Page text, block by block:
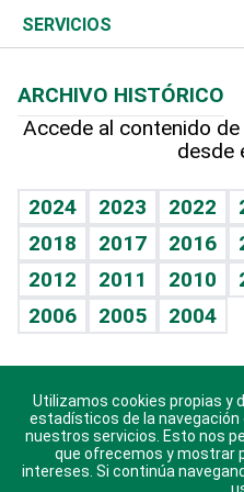
Resto del mundo
Economía personal
Podcast Arte Libre
Hablando con el pediatra
Vida y familia
Eñe
Celebrando la vida
Sin complejos
En pocas palabras
Escuchando al corazón
Economía Personal
Más deportes
TBT Deportivo
Columnistas
Más firmas
Cambio climático
Opinión
Hecho en casa
Guía del dinero
SERVICIOS
Cumpleaños
Horóscopos
Juegos
ARCHIVO HISTÓRICO
Accede al contenido
desde
2024 2023 2022
2018
2017 2016
2012
2011 2010
2006
2005 2004
Descarga nuestras
Utilizamos cookies propias y
estadísticos de la
nuestros servicios. Esto nos
que ofrecemos y mostrar
intereses. Si continúa